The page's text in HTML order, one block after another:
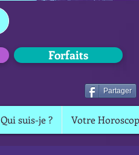
Forfaits
Partager
Qui suis-je ? Votre